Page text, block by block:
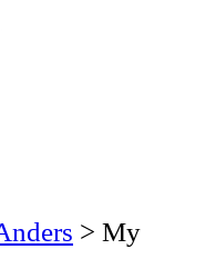
> My